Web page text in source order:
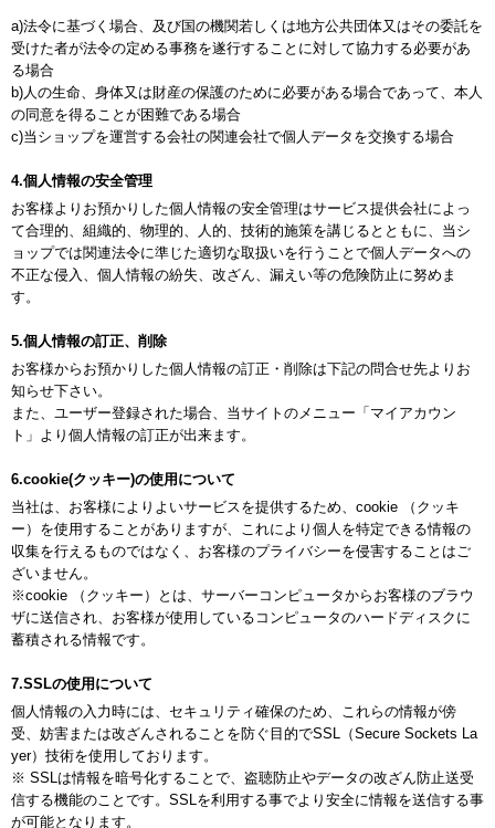
a)法令に基づく場合、及び国の機関若しくは地方公共団体又はその委託を
受けた者が法令の定める事務を遂行することに対して協力する必要があ
る場合
b)人の生命、身体又は財産の保護のために必要がある場合であって、本人
の同意を得ることが困難である場合
c)当ショップを運営する会社の関連会社で個人データを交換する場合
4.個人情報の安全管理
お客様よりお預かりした個人情報の安全管理はサービス提供会社によっ
て合理的、組織的、物理的、人的、技術的施策を講じるとともに、当シ
ョップでは関連法令に準じた適切な取扱いを行うことで個人データへの
不正な侵入、個人情報の紛失、改ざん、漏えい等の危険防止に努めま
す。
5.個人情報の訂正、削除
お客様からお預かりした個人情報の訂正・削除は下記の問合せ先よりお
知らせ下さい。
また、ユーザー登録された場合、当サイトのメニュー「マイアカウン
ト」より個人情報の訂正が出来ます。
6.cookie(クッキー)の使用について
当社は、お客様によりよいサービスを提供するため、cookie （クッキ
ー）を使用することがありますが、これにより個人を特定できる情報の
収集を行えるものではなく、お客様のプライバシーを侵害することはご
ざいません。
※cookie （クッキー）とは、サーバーコンピュータからお客様のブラウ
ザに送信され、お客様が使用しているコンピュータのハードディスクに
蓄積される情報です。
7.SSLの使用について
個人情報の入力時には、セキュリティ確保のため、これらの情報が傍
受、妨害または改ざんされることを防ぐ目的でSSL（Secure Sockets La
yer）技術を使用しております。
※ SSLは情報を暗号化することで、盗聴防止やデータの改ざん防止送受
信する機能のことです。SSLを利用する事でより安全に情報を送信する事
が可能となります。